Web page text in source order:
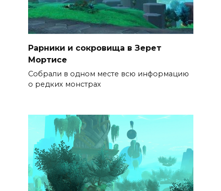
Рарники и сокровища в Зерет
Мортисе
Собрали в одном месте всю информацию
о редких монстрах